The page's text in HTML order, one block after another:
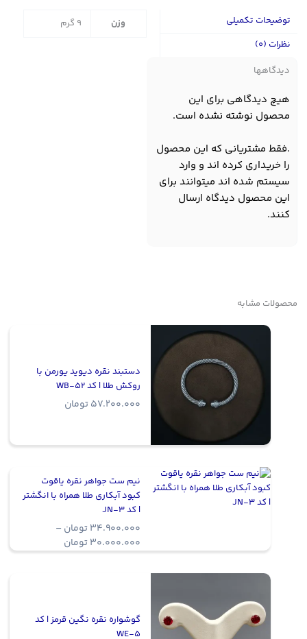
توضیحات تکمیلی
نظرات (0)
وزن 9 گرم
دیدگاهها
هیچ دیدگاهی برای این
محصول نوشته نشده است.
.فقط مشتریانی که این محصول
را خریداری کرده اند و وارد
سیستم شده اند میتوانند برای
این محصول دیدگاه ارسال
کنند.
محصولات مشابه
دستبند نقره دیوید یورمن با
روکش طلا | کد WB-52
57.200.000 تومان
نیم ست جواهر نقره یاقوت
کبود آبکاری طلا همراه با انگشتر
| کد JN-3
34.900.000 تومان –
30.000.000 تومان
range:
گوشواره نقره نگین قرمز | کد
WE-5